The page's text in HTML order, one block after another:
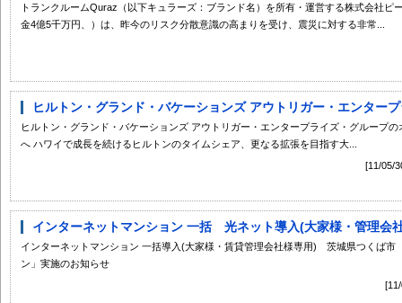
トランクルームQuraz（以下キュラーズ：ブランド名）を所有・運営する株式会社ピ
金4億5千万円、）は、昨今のリスク分散意識の高まりを受け、震災に対する非常...
ヒルトン・グランド・バケーションズ アウトリガー・エンター
ヒルトン・グランド・バケーションズ アウトリガー・エンタープライズ・グループ
へ ハワイで成長を続けるヒルトンのタイムシェア、更なる拡張を目指す大...
[11/05/
インターネットマンション 一括 光ネット導入(大家様・管理
インターネットマンション 一括導入(大家様・賃貸管理会社様専用) 茨城県つくば
ン」実施のお知らせ